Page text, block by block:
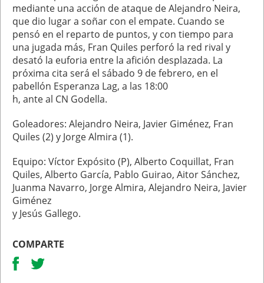
mediante una acción de ataque de Alejandro Neira,
que dio lugar a soñar con el empate. Cuando se
pensó en el reparto de puntos, y con tiempo para
una jugada más, Fran Quiles perforó la red rival y
desató la euforia entre la afición desplazada. La
próxima cita será el sábado 9 de febrero, en el
pabellón Esperanza Lag, a las 18:00
h, ante al CN Godella.
Goleadores: Alejandro Neira, Javier Giménez, Fran
Quiles (2) y Jorge Almira (1).
Equipo: Víctor Expósito (P), Alberto Coquillat, Fran
Quiles, Alberto García, Pablo Guirao, Aitor Sánchez,
Juanma Navarro, Jorge Almira, Alejandro Neira, Javier
Giménez
y Jesús Gallego.
COMPARTE